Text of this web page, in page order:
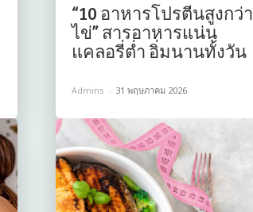
“10 อาหารโปรตีนสูงกว่า
ไข่” สารอาหารแน่น
แคลอรี่ต่ำ อิ่มนานทั้งวัน
Admins - 31 พฤษภาคม 2026